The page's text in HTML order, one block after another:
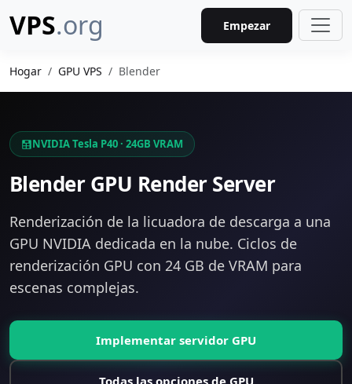
VPS.org Empezar
Hogar GPU VPS Blender
NVIDIA Tesla P40 · 24GB VRAM
Blender GPU Render Server
Renderización de la licuadora de descarga a una
GPU NVIDIA dedicada en la nube. Ciclos de
renderización GPU con 24 GB de VRAM para
escenas complejas.
Implementar servidor GPU
Todas las opciones de GPU